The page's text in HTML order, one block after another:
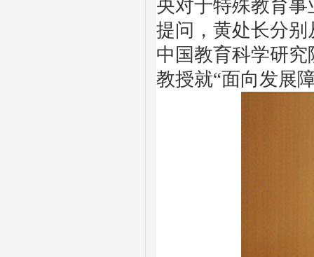
央对于特殊教育
提问，黄处长分
中国教育科学研
教授就“面向发展